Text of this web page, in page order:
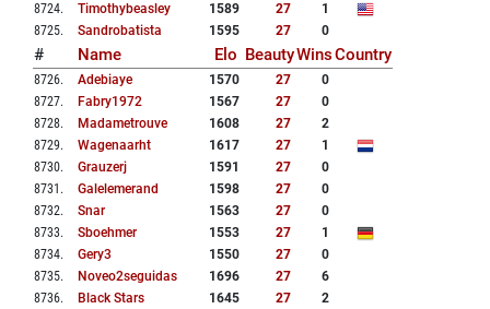
8724. Timothybeasley 1589 27
1
8725. Sandrobatista 1595 27 0
# Name Elo BeautyWinsCountry
8726. Adebiaye 1570 27
0
8727. Fabry1972 1567 27
0
8728. Madametrouve 1608 27
2
8729. Wagenaarht 1617 27
1
8730. Grauzerj 1591 27
0
8731 . Galelemerand 1598 27
0
8732. Snar 1563 27
0
8733. Sboehmer 1553 27
1
8734. Gery3 1550 27
0
8735. Noveo2seguidas 1696 27
6
8736. Black Stars 1645 27
2